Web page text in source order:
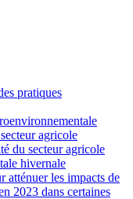
pratiques
agricole
du secteur agricole
hivernale
atténuer les impacts de
2023 dans certaines